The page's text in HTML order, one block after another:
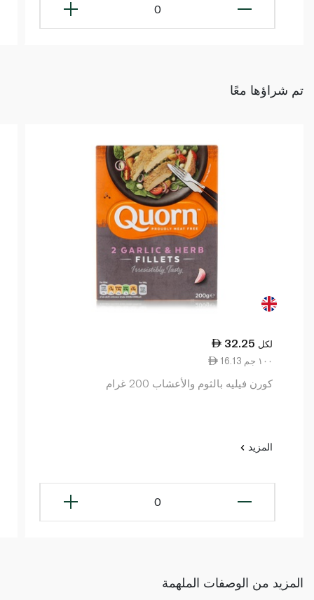
0
تم شراؤها معًا
32.25 لكل
16.13 ١٠٠ جم
كورن فيليه بالثوم والأعشاب 200 غرام
المزيد
0
المزيد من الوصفات الملهمة